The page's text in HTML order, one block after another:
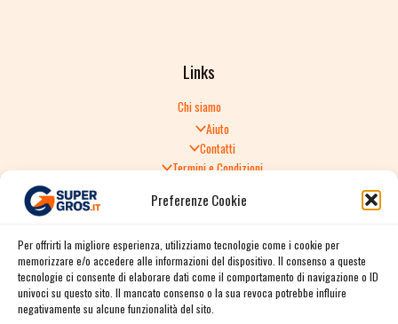
Preferenze Cookie
Per offrirti la migliore esperienza, utilizziamo tecnologie come i cookie per
memorizzare e/o accedere alle informazioni del dispositivo. Il consenso a queste
tecnologie ci consente di elaborare dati come il comportamento di navigazione o ID
univoci su questo sito. Il mancato consenso o la sua revoca potrebbe influire
negativamente su alcune funzionalità del sito.
Links
Chi siamo
Aiuto
Contatti
Termini e Condizioni
Politica di Reso
Spedizione e consegna
Informativa sulla Privacy
Cookie Policy